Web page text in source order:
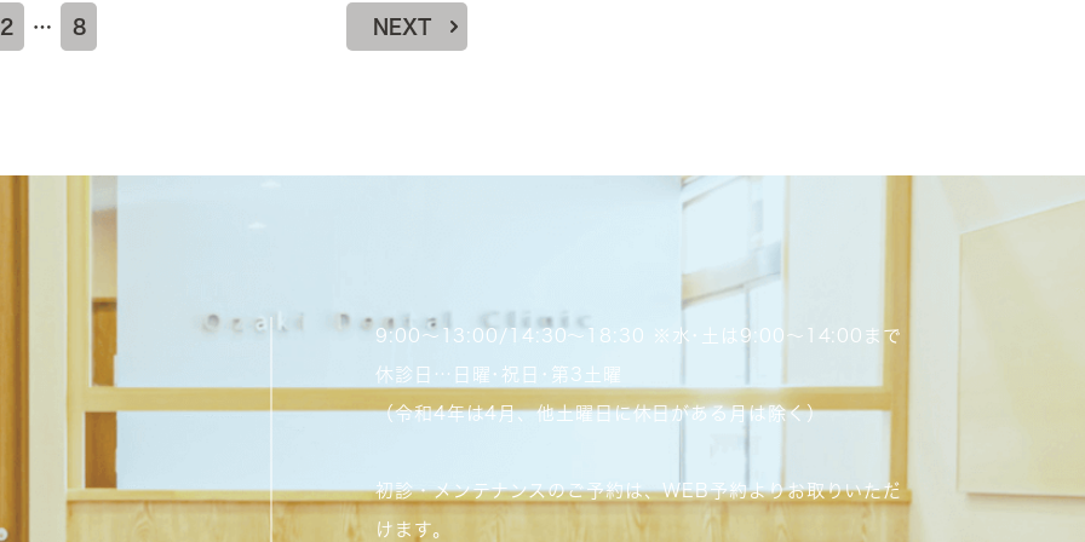
2 … 8 NEXT
9:00～13:00/14:30～18:30 ※水･土は9:00～14:00まで
休診日…日曜･祝日･第3土曜
（令和4年は4月、他土曜日に休日がある月は除く）
初診・メンテナンスのご予約は、WEB予約よりお取りいただ
けます。